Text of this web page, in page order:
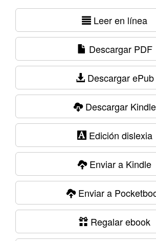
Leer en línea
Descargar PDF
Descargar ePub
Descargar Kindle
Edición dislexia
Enviar a Kindle
Enviar a
Regalar ebook